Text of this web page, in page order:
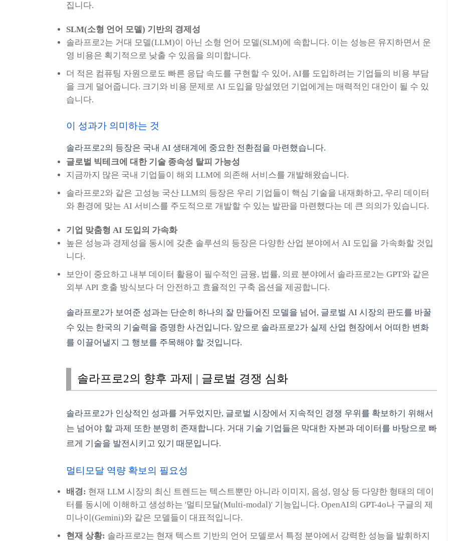
집니다.
SLM(소형 언어 모델) 기반의 경제성
솔라프로2는 거대 모델(LLM)이 아닌 소형 언어 모델(SLM)에 속합니다. 이는 성능은 유지하면서 운
영 비용은 획기적으로 낮출 수 있음을 의미합니다.
더 적은 컴퓨팅 자원으로도 빠른 응답 속도를 구현할 수 있어, AI를 도입하려는 기업들의 비용 부담
을 크게 덜어줍니다. 크기와 비용 문제로 AI 도입을 망설였던 기업에게는 매력적인 대안이 될 수 있
습니다.
이 성과가 의미하는 것
솔라프로2의 등장은 국내 AI 생태계에 중요한 전환점을 마련했습니다.
글로벌 빅테크에 대한 기술 종속성 탈피 가능성
지금까지 많은 국내 기업들이 해외 LLM에 의존해 서비스를 개발해왔습니다.
솔라프로2와 같은 고성능 국산 LLM의 등장은 우리 기업들이 핵심 기술을 내재화하고, 우리 데이터
와 환경에 맞는 AI 서비스를 주도적으로 개발할 수 있는 발판을 마련했다는 데 큰 의의가 있습니다.
기업 맞춤형 AI 도입의 가속화
높은 성능과 경제성을 동시에 갖춘 솔루션의 등장은 다양한 산업 분야에서 AI 도입을 가속화할 것입
니다.
보안이 중요하고 내부 데이터 활용이 필수적인 금융, 법률, 의료 분야에서 솔라프로2는 GPT와 같은
외부 API 호출 방식보다 더 안전하고 효율적인 구축 옵션을 제공합니다.
솔라프로2가 보여준 성과는 단순히 하나의 잘 만들어진 모델을 넘어, 글로벌 AI 시장의 판도를 바꿀
수 있는 한국의 기술력을 증명한 사건입니다. 앞으로 솔라프로2가 실제 산업 현장에서 어떠한 변화
를 이끌어낼지 그 행보를 주목해야 할 것입니다.
솔라프로2의 향후 과제 | 글로벌 경쟁 심화
솔라프로2가 인상적인 성과를 거두었지만, 글로벌 시장에서 지속적인 경쟁 우위를 확보하기 위해서
는 넘어야 할 과제 또한 분명히 존재합니다. 거대 기술 기업들은 막대한 자본과 데이터를 바탕으로 빠
르게 기술을 발전시키고 있기 때문입니다.
멀티모달 역량 확보의 필요성
배경: 현재 LLM 시장의 최신 트렌드는 텍스트뿐만 아니라 이미지, 음성, 영상 등 다양한 형태의 데이
터를 동시에 이해하고 생성하는 '멀티모달(Multi-modal)' 기능입니다. OpenAI의 GPT-4o나 구글의 제
미나이(Gemini)와 같은 모델들이 대표적입니다.
현재 상황: 솔라프로2는 현재 텍스트 기반의 언어 모델로서 특정 분야에서 강력한 성능을 발휘하지